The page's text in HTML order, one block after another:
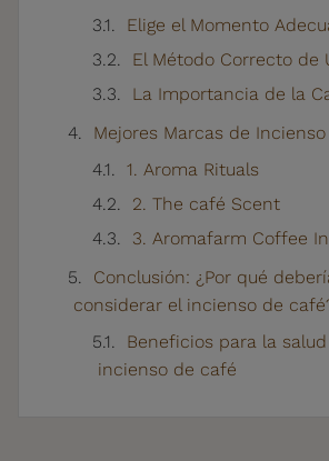
Elige el Momento
El Método Correcto de
La Importancia de la
Mejores Marcas de
1. Aroma Rituals
2. The café Scent
3. Aromafarm Coffee
Conclusión: ¿Por qué
considerar el incienso de
Beneficios para la
incienso de café